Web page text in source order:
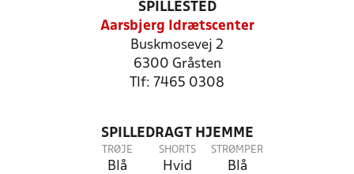
SPILLESTED
Aarsbjerg Idrætscenter
Buskmosevej 2
6300 Gråsten
Tlf: 7465 0308
SPILLEDRAGT HJEMME
TRØJE
Blå
SHORTS
Hvid
STRØMPER
Blå